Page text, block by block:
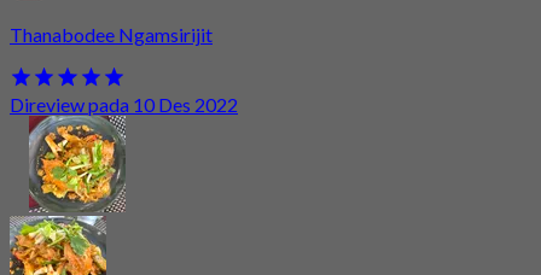
Thanabodee Ngamsirijit
Direview pada 10 Des 2022